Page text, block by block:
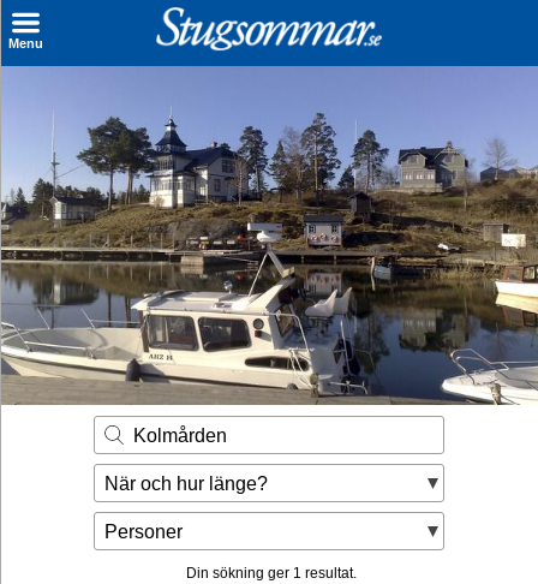
Menu
Sista Minuten
Genvägar
Inspiration
Kontakt
Husägare
Se hur mycket du kan tjäna
Räkna ut din
hyresintäkt
Kolmården
När och hur länge?
Personer
Din sökning ger 1 resultat.